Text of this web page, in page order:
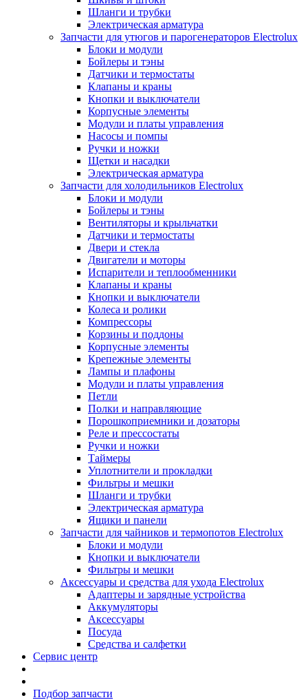
Шланги и трубки
Электрическая арматура
Запчасти для утюгов и парогенераторов Electrolux
Блоки и модули
Бойлеры и тэны
Датчики и термостаты
Клапаны и краны
Кнопки и выключатели
Корпусные элементы
Модули и платы управления
Насосы и помпы
Ручки и ножки
Щетки и насадки
Электрическая арматура
Запчасти для холодильников Electrolux
Блоки и модули
Бойлеры и тэны
Вентиляторы и крыльчатки
Датчики и термостаты
Двери и стекла
Двигатели и моторы
Испарители и теплообменники
Клапаны и краны
Кнопки и выключатели
Колеса и ролики
Компрессоры
Корзины и поддоны
Корпусные элементы
Крепежные элементы
Лампы и плафоны
Модули и платы управления
Петли
Полки и направляющие
Порошкоприемники и дозаторы
Реле и прессостаты
Ручки и ножки
Таймеры
Уплотнители и прокладки
Фильтры и мешки
Шланги и трубки
Электрическая арматура
Ящики и панели
Запчасти для чайников и термопотов Electrolux
Блоки и модули
Кнопки и выключатели
Фильтры и мешки
Аксессуары и средства для ухода Electrolux
Адаптеры и зарядные устройства
Аккумуляторы
Аксессуары
Посуда
Средства и салфетки
Сервис центр
Подбор запчасти